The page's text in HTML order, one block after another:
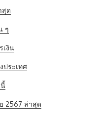
สุด
ๆ
เงิน
ประเทศ
นี้
2567 ล่าสุด